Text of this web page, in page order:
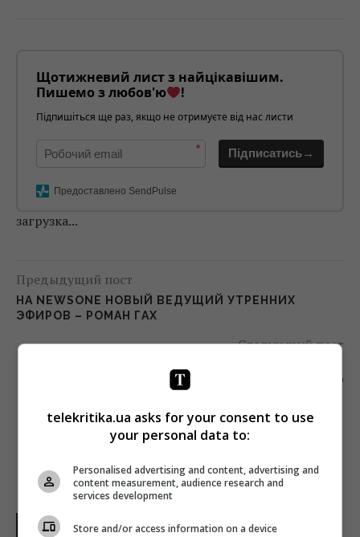
Щотижневий лист з найцікавішим.
Пишемо з любов'ю
!
Підпишіться ще раз, якщо не отримуєте від нас листи
* Підписатись→
Предоставлено SendPulse
загрузка...
Предыдущий пост
НА NEWSONE НОВЫЙ ВЕДУЩИЙ УТРЕННИХ
ЭФИРОВ – РОМАН ГАХ
Следующий пост
УСПЕШНОСТЬ ФИЛЬМОВ С ПОМОЩЬЮ
НОВОСТИ УКРАИНЫ
telekritika.ua asks for your consent to use
your personal data to:
Personalised advertising and content, advertising and
content measurement, audience research and
services development
Store and/or access information on a device